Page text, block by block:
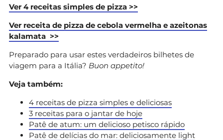
Ver 4 receitas simples de pizza >>
Ver receita de pizza de cebola vermelha e azeitonas
kalamata >>
Preparado para usar estes verdadeiros bilhetes de
viagem para a Itália? Buon appetito!
Veja também:
4 receitas de pizza simples e deliciosas
3 receitas para o jantar de hoje
Patê de atum: um delicioso petisco rápido
Patê de delícias do mar: deliciosamente light